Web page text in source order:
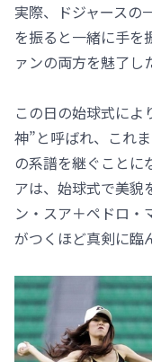
実際、ドジャースの
を振ると一緒に手を
ァンの両方を魅了し
この日の始球式によ
神”と呼ばれ、これ
の系譜を継ぐことに
アは、始球式で美貌
ン・スア＋ペドロ・
がつくほど真剣に臨